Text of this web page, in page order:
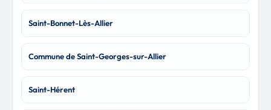
Saint-Bonnet-Lès-Allier
Commune de Saint-Georges-sur-Allier
Saint-Hérent